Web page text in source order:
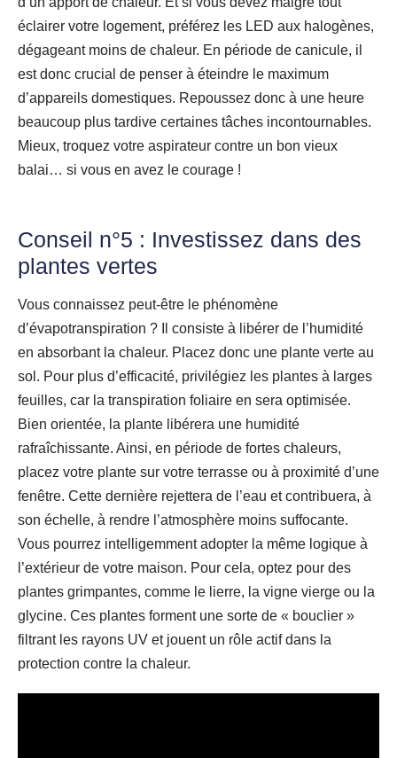
éclairer votre logement, préférez les LED aux halogènes,
dégageant moins de chaleur. En période de canicule, il
est donc crucial de penser à éteindre le maximum
d’appareils domestiques. Repoussez donc à une heure
beaucoup plus tardive certaines tâches incontournables.
Mieux, troquez votre aspirateur contre un bon vieux
balai… si vous en avez le courage !
Conseil n°5 : Investissez dans des
plantes vertes
Vous connaissez peut-être le phénomène
d’évapotranspiration ? Il consiste à libérer de l’humidité
en absorbant la chaleur. Placez donc une plante verte au
sol. Pour plus d’efficacité, privilégiez les plantes à larges
feuilles, car la transpiration foliaire en sera optimisée.
Bien orientée, la plante libérera une humidité
rafraîchissante. Ainsi, en période de fortes chaleurs,
placez votre plante sur votre terrasse ou à proximité d’une
fenêtre. Cette dernière rejettera de l’eau et contribuera, à
son échelle, à rendre l’atmosphère moins suffocante.
Vous pourrez intelligemment adopter la même logique à
l’extérieur de votre maison. Pour cela, optez pour des
plantes grimpantes, comme le lierre, la vigne vierge ou la
glycine. Ces plantes forment une sorte de « bouclier »
filtrant les rayons UV et jouent un rôle actif dans la
protection contre la chaleur.